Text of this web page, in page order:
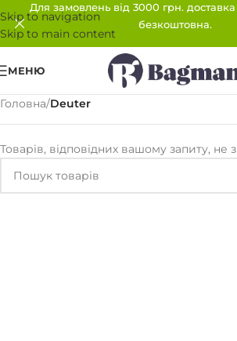
Skip to navigation
Skip to main content
Для замовлень від 3000 грн.
безкоштовна.
МЕНЮ
Головна/Deuter
Товарів, відповідних вашому запиту, не